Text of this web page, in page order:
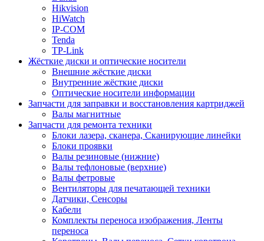
Hikvision
HiWatch
IP-COM
Tenda
TP-Link
Жёсткие диски и оптические носители
Внешние жёсткие диски
Внутренние жёсткие диски
Оптические носители информации
Запчасти для заправки и восстановления картриджей
Валы магнитные
Запчасти для ремонта техники
Блоки лазера, сканера, Сканирующие линейки
Блоки проявки
Валы резиновые (нижние)
Валы тефлоновые (верхние)
Валы фетровые
Вентиляторы для печатающей техники
Датчики, Сенсоры
Кабели
Комплекты переноса изображения, Ленты
переноса